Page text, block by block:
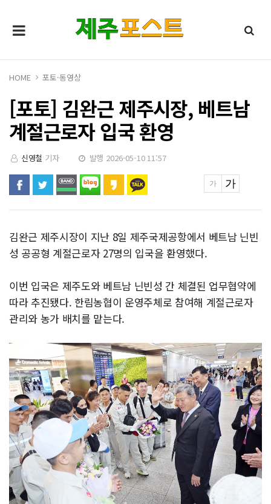
HOME 포토·동영상
[포토] 김완근 제주시장, 베트남
계절근로자 입국 환영
신영철 기자 발행 2026-05-10 11:57
김완근 제주시장이 지난 8일 제주국제공항에서 베트남 닌빈
성 공공형 계절근로자 27명의 입국을 환영했다.
이번 입국은 제주도와 베트남 닌빈성 간 체결된 업무협약에
따라 추진됐다. 한림농협이 운영주체로 참여해 계절근로자
관리와 농가 배치를 맡는다.